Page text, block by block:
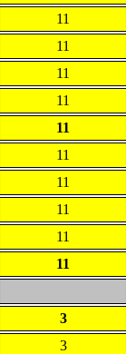
11
11
11
11
11
11
11
11
11
11
3
3